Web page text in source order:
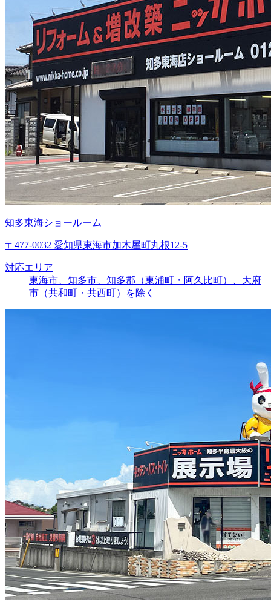
知多東海ショールーム
〒477-0032 愛知県東海市加木屋町丸根12-5
対応エリア
東海市、知多市、知多郡（東浦町・阿久比町）、大府
市（共和町・共西町）を除く